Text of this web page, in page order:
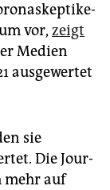
vor, zeigt
Medien
ausgewertet
sie
Die Jour­
mehr auf